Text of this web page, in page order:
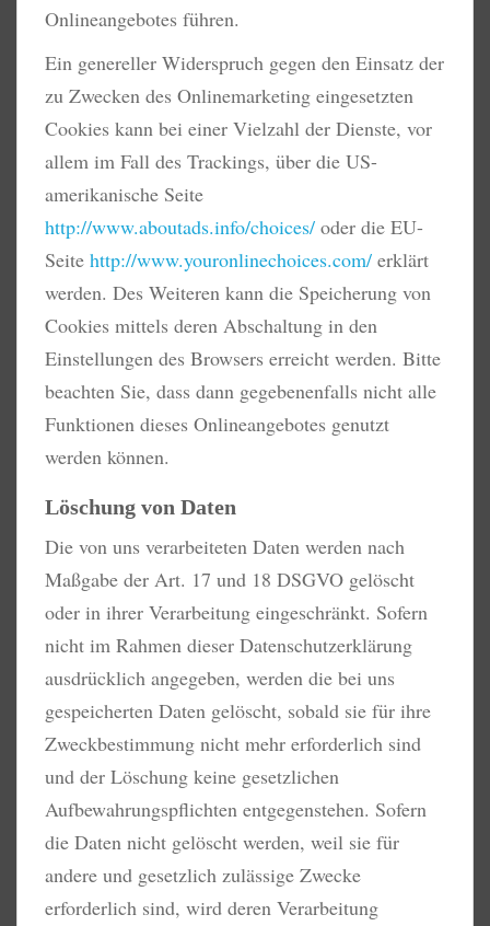
Onlineangebotes führen.
Ein genereller Widerspruch gegen den Einsatz der
zu Zwecken des Onlinemarketing eingesetzten
Cookies kann bei einer Vielzahl der Dienste, vor
allem im Fall des Trackings, über die US-
amerikanische Seite
http://www.aboutads.info/choices/ oder die EU-
Seite http://www.youronlinechoices.com/ erklärt
werden. Des Weiteren kann die Speicherung von
Cookies mittels deren Abschaltung in den
Einstellungen des Browsers erreicht werden. Bitte
beachten Sie, dass dann gegebenenfalls nicht alle
Funktionen dieses Onlineangebotes genutzt
werden können.
Löschung von Daten
Die von uns verarbeiteten Daten werden nach
Maßgabe der Art. 17 und 18 DSGVO gelöscht
oder in ihrer Verarbeitung eingeschränkt. Sofern
nicht im Rahmen dieser Datenschutzerklärung
ausdrücklich angegeben, werden die bei uns
gespeicherten Daten gelöscht, sobald sie für ihre
Zweckbestimmung nicht mehr erforderlich sind
und der Löschung keine gesetzlichen
Aufbewahrungspflichten entgegenstehen. Sofern
die Daten nicht gelöscht werden, weil sie für
andere und gesetzlich zulässige Zwecke
erforderlich sind, wird deren Verarbeitung